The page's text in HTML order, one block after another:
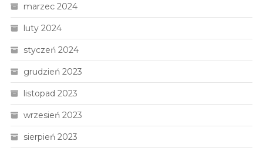
marzec 2024
luty 2024
styczeń 2024
grudzień 2023
listopad 2023
wrzesień 2023
sierpień 2023